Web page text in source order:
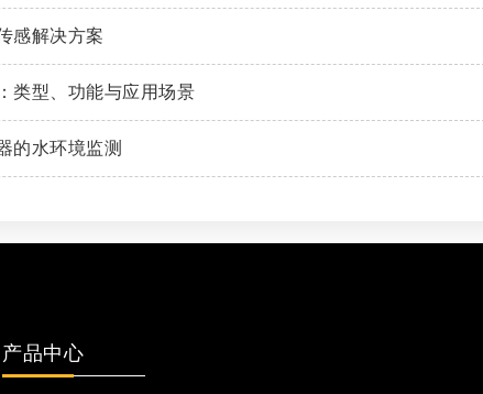
感解决方案
类型、功能与应用场景
的水环境监测
产品中心